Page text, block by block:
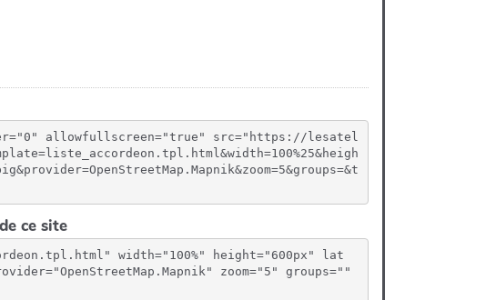
allowfullscreen="true" src="https://lesatel
ce site
width="100%" height="600px" lat
zoom="5" groups=""